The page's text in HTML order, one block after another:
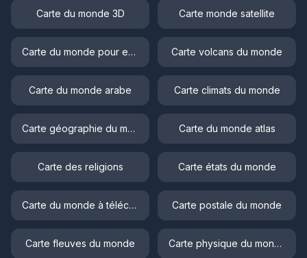
Carte du monde 3D Carte monde satellite
Carte du monde pour enfant Carte volcans du monde
Carte du monde arabe Carte climats du monde
Carte géographie du monde Carte du monde atlas
Carte des religions Carte états du monde
Carte du monde à télécharger Carte postale du monde
Carte fleuves du monde Carte physique du monde